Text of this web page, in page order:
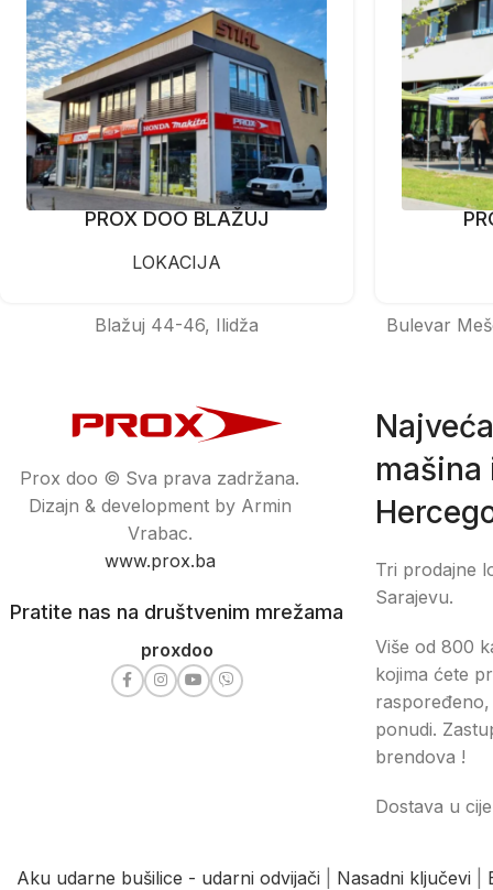
PROX DOO BLAŽUJ
LOKACIJA
Blažuj 44-46, Ilidža Bulevar
Prox doo © Sva prava zadržana.
Dizajn & development by Armin
Vrabac.
www.prox.ba
Pratite nas na društvenim mrežama
proxdoo
mašina
Tri prodajne
Sarajevu.
Više od 800
kojima ćete
ponudi.
brendova !
Dostava u
Aku udarne bušilice - udarni odvijači Nasadni ključevi